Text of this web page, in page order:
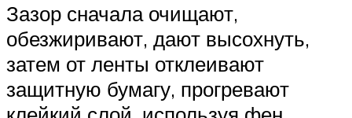
Зазор сначала очищают,
обезжиривают, дают высохнуть,
затем от ленты отклеивают
защитную бумагу, прогревают